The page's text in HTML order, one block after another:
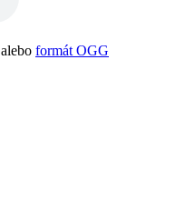
alebo formát OGG